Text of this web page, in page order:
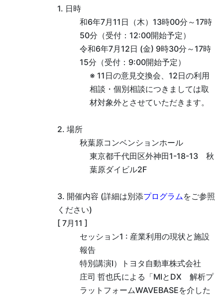
1. 日時
和6年7月11日（木）13時00分～17時
50分（受付：12:00開始予定）
令和6年7月12日 (金) 9時30分～17時
15分（受付：9:00開始予定）
※ 11日の意見交換会、12日の利用
相談・個別相談につきましては取
材対象外とさせていただきます。
2. 場所
秋葉原コンベンションホール
東京都千代田区外神田1-18-13 秋
葉原ダイビル2F
3. 開催内容 (詳細は別添プログラムをご参照
ください)
[ 7月11 ]
セッション1 : 産業利用の現状と施設
報告
特別講演Ⅰ）トヨタ自動車株式会社
庄司 哲也氏による「MIとDX 解析プ
ラットフォームWAVEBASEを介した